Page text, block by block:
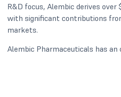
R&D focus, Alembic derives over
with significant contributions
markets.
Alembic Pharmaceuticals has an